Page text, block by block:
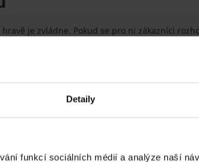
Detaily
funkcí sociálních médií a analýze naší
je zvládne. Pokud se pro ni zákazníci